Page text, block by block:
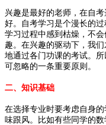
兴趣是最好的老师，在自
好。自考学习是个漫长的
学习过程中感到枯燥，不
趣。在兴趣的驱动下，我
地通过各门功课的考试。
可忽略的一条重要原则。
二、知识基础
在选择专业时要考虑自身
味跟风。比如有些同学的